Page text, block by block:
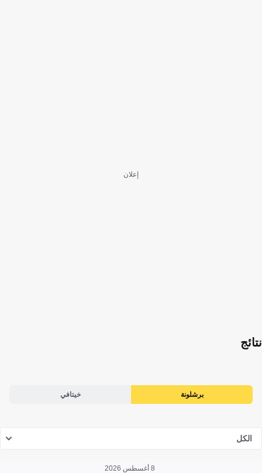
إعلان
نتائج
برشلونة خيتافي
الكل
8 أغسطس 2026